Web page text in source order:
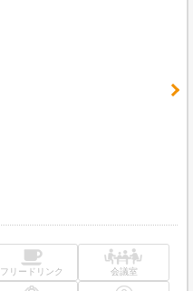
フリードリンク 会議室